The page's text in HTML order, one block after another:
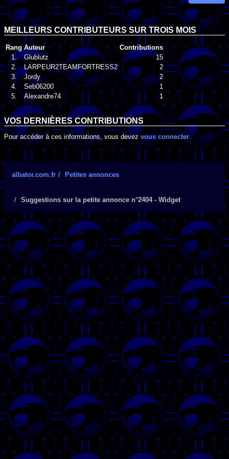
MEILLEURS CONTRIBUTEURS SUR TROIS MOIS
Rang Auteur
Contributions
1.
Glublutz
15
2.
LARPEUR2TEAMFORTRESS2
2
3.
Jordy
2
4.
Seb06200
1
5.
Alexandre74 1
VOS DERNIÈRES CONTRIBUTIONS
Pour accéder à ces informations, vous devez vous connecter.
albator.com.fr Petites annonces
Suggestions sur la petite annonce n°2404 - Widget